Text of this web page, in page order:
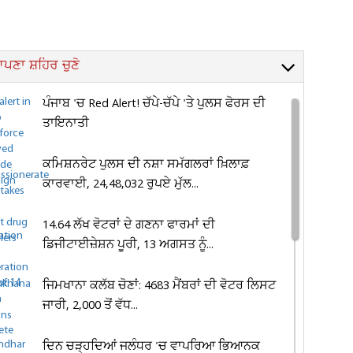
ਸ਼ਹਿਰ ਚੁਣੋ
ਪੰਜਾਬ 'ਚ Red Alert! ਚੱਪੇ-ਚੱਪੇ 'ਤੇ ਪੁਲਸ ਫੋਰਸ ਦੀ
ਤਾਇਨਾਤੀ
ਕਮਿਸ਼ਨਰੇਟ ਪੁਲਸ ਦੀ ਨਸ਼ਾ ਸਮੱਗਲਰਾਂ ਖ਼ਿਲਾਫ਼
ਕਾਰਵਾਈ, 24,48,032 ਰੁਪਏ ਮੁੱਲ...
14.64 ਲੱਖ ਵੋਟਰਾਂ ਦੇ ਗਣਨਾ ਫਾਰਮਾਂ ਦੀ
ਡਿਜੀਟਾਈਜ਼ੇਸ਼ਨ ਪੂਰੀ, 13 ਅਗਸਤ ਨੂੰ...
ਜਿਮਖਾਨਾ ਕਲੱਬ ਚੋਣਾਂ: 4683 ਮੈਂਬਰਾਂ ਦੀ ਵੋਟਰ ਲਿਸਟ
ਜਾਰੀ, 2,000 ਤੋਂ ਵੱਧ...
ਦਿਨ ਚੜ੍ਹਦਿਆਂ ਜਲੰਧਰ 'ਚ ਵਾਪਰਿਆ ਭਿਆਨਕ